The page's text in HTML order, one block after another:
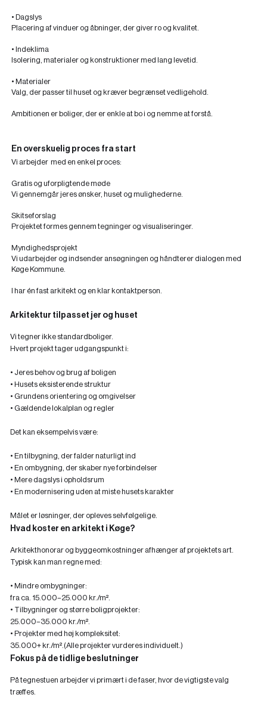
• Dagslys
Placering af vinduer og åbninger, der giver ro og kvalitet.
• Indeklima
Isolering, materialer og konstruktioner med lang levetid.
• Materialer
Valg, der passer til huset og kræver begrænset vedligehold.
Ambitionen er boliger, der er enkle at bo i og nemme at forstå.
En overskuelig proces fra start
Vi arbejder med en enkel proces:
Gratis og uforpligtende møde
Vi gennemgår jeres ønsker, huset og mulighederne.
Skitseforslag
Projektet formes gennem tegninger og visualiseringer.
Myndighedsprojekt
Vi udarbejder og indsender ansøgningen og håndterer dialogen med
Køge Kommune.
I har én fast arkitekt og en klar kontaktperson.
Arkitektur tilpasset jer og huset
Vi tegner ikke standardboliger.
Hvert projekt tager udgangspunkt i:
• Jeres behov og brug af boligen
• Husets eksisterende struktur
• Grundens orientering og omgivelser
• Gældende lokalplan og regler
Det kan eksempelvis være:
• En tilbygning, der falder naturligt ind
• En ombygning, der skaber nye forbindelser
• Mere dagslys i opholdsrum
• En modernisering uden at miste husets karakter
Målet er løsninger, der opleves selvfølgelige.
Hvad koster en arkitekt i Køge?
Arkitekthonorar og byggeomkostninger afhænger af projektets art.
Typisk kan man regne med:
• Mindre ombygninger:
fra ca. 15.000–25.000 kr./m².
• Tilbygninger og større boligprojekter:
25.000–35.000 kr./m².
• Projekter med høj kompleksitet:
35.000+ kr./m².(Alle projekter vurderes individuelt.)
Fokus på de tidlige beslutninger
På tegnestuen arbejder vi primært i de faser, hvor de vigtigste valg
træffes.